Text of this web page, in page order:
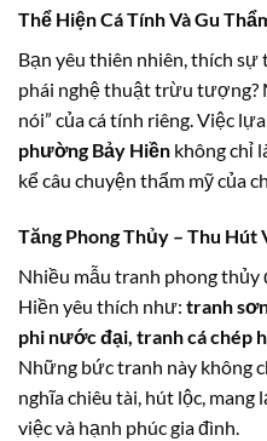
Thể Hiện Cá Tính Và Gu
Bạn yêu thiên nhiên, thích
phái nghệ thuật trừu tượng?
nói” của cá tính riêng. Việc
phường Bảy Hiền không chỉ
kể câu chuyện thẩm mỹ của
Tăng Phong Thủy – Thu Hút
Nhiều mẫu tranh phong
Hiền yêu thích như: tranh
phi nước đại, tranh cá chép
Những bức tranh này không
nghĩa chiêu tài, hút lộc,
việc và hạnh phúc gia đình.